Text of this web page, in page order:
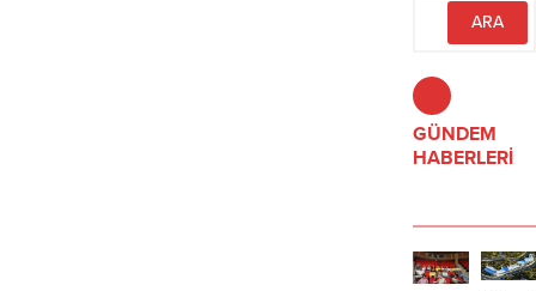
kullanımın ciddi sağlık sorunlarına
yol açabileceğini belirtti. Aslan,
çalışanlarının önerisiyle
uygulanması gerektiğini vurguladı.
GÜNDEM
HABERLERİ